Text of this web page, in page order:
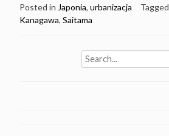
Posted in Japonia, urbanizacja Tagged
Kanagawa, Saitama
Search
for: